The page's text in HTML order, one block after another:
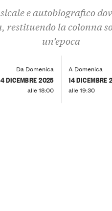
e autobiografico
restituendo la colonna
un’epoca
Da Domenica
DICEMBRE 2025
alle 18:00
A Domenica
14 DICEMBRE
alle 19:30